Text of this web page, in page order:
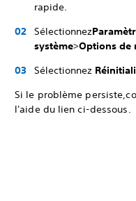
rapide.
Sélectionnez
système>Options de
Sélectionnez
Si le problème
l'aide du lien ci-dessous.